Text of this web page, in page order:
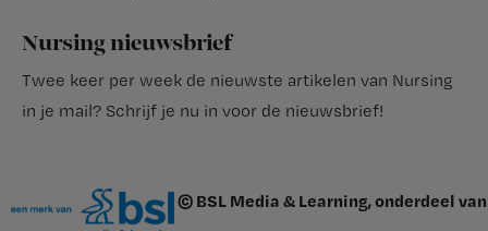
Nursing nieuwsbrief
Twee keer per week de nieuwste artikelen van Nursing
in je mail? Schrijf je nu in voor de nieuwsbrief!
© BSL Media & Learning, onderdeel van